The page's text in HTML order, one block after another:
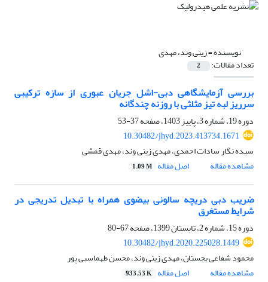
نویسنده =زینی وند، مهدی
تعداد مقالات: 2
بررسی آزمایشگاهی دبی-اشل جریان عبوری از سازه ترکیبی
سرریز لبه تیز مثلثی با روزنه چندگانه
دوره 19، شماره 3، پاییز 1403، صفحه
37-53
10.30482/jhyd.2023.413734.1671
سیده نگار سادات احمدی، مهدی زینی وند، مهدی قمشی
مشاهده مقاله
اصل مقاله 1.09 M
ضریب دبی دریچه سالونی بیضوی همراه با تبدیل تدریجی در
شرایط مستغرق
دوره 15، شماره 2، تابستان 1399، صفحه
67-80
10.30482/jhyd.2020.225028.1449
محمود شفاعی بجستان، مهدی زینی وند، محسن طهماسبی پور
مشاهده مقاله
اصل مقاله 933.53 K